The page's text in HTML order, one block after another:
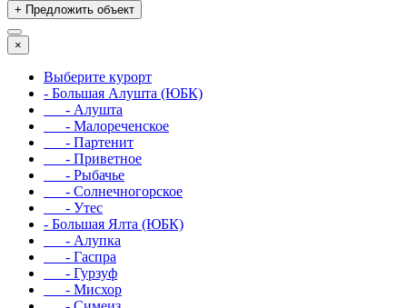
+ Предложить объект
×
Выберите курорт
- Большая Алушта (ЮБК)
- Алушта
- Малореченское
- Партенит
- Приветное
- Рыбачье
- Солнечногорское
- Утес
- Большая Ялта (ЮБК)
- Алупка
- Гаспра
- Гурзуф
- Мисхор